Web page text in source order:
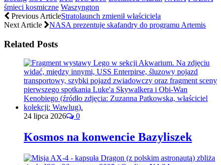
śmieci kosmiczne Waszyngton
Previous ArticleStratolaunch zmienił właściciela
Next Article
NASA prezentuje skafandry do programu Artemis
Related Posts
24 lipca 2026 0
Kosmos na konwencie Bazyliszek